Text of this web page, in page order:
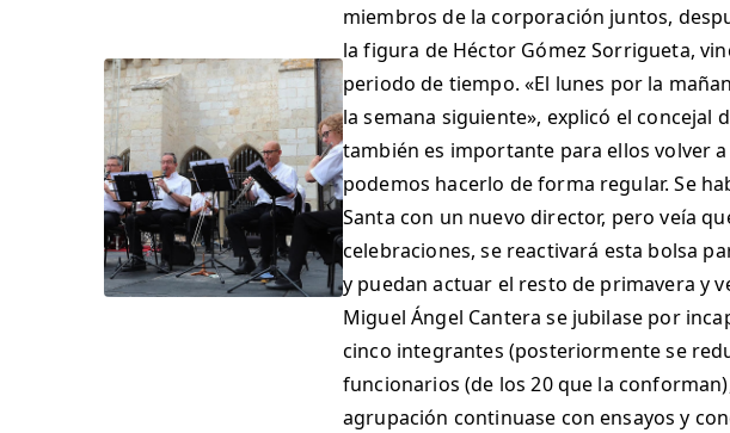
miembros de la corporación juntos,
la figura de Héctor Gómez Sorrigueta,
periodo de tiempo. «El lunes por la
la semana siguiente», explicó el concejal
también es importante para ellos volver
podemos hacerlo de forma regular. Se
Santa con un nuevo director, pero veía
celebraciones, se reactivará esta bolsa
y puedan actuar el resto de primavera y
Miguel Ángel Cantera se jubilase por
cinco integrantes (posteriormente se
funcionarios (de los 20 que la
agrupación continuase con ensayos y